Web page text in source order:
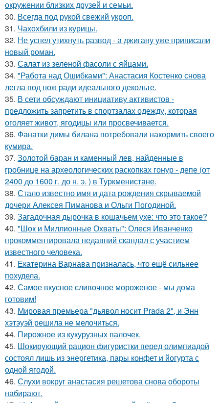
окружении близких друзей и семьи.
30. Всегда под рукой свежий укроп.
31. Чахохбили из курицы.
32. Не успел утихнуть развод - а джигану уже приписали
новый роман.
33. Салат из зеленой фасоли с яйцами.
34. "Работа над Ошибками": Анастасия Костенко снова
легла под нож ради идеального декольте.
35. В сети обсуждают инициативу активистов -
предложить запретить в спортзалах одежду, которая
оголяет живот, ягодицы или просвечивается.
36. Фанатки димы билана потребовали накормить своего
кумира.
37. Золотой баран и каменный лев, найденные в
гробнице на археологических раскопках гонур - депе (от
2400 до 1600 г. до н. э. ) в Туркменистане.
38. Стало известно имя и дата рождения скрываемой
дочери Алексея Пиманова и Ольги Погодиной.
39. Загадочная дырочка в кошачьем ухе: что это такое?
40. "Шок и Миллионные Охваты": Олеся Иванченко
прокомментировала недавний скандал с участием
известного человека.
41. Екатерина Варнава призналась, что ещё сильнее
похудела.
42. Самое вкусное сливочное мороженое - мы дома
готовим!
43. Мировая премьера "дьявол носит Prada 2", и Энн
хэтэуэй решила не мелочиться.
44. Пирожное из кукурузных палочек.
45. Шокирующий рацион фигуристки перед олимпиадой
состоял лишь из энергетика, пары конфет и йогурта с
одной ягодой.
46. Слухи вокруг анастасия решетова снова обороты
набирают.